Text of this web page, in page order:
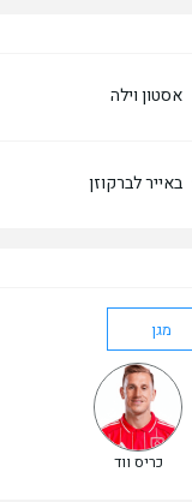
אסטון וילה
באייר לברקוזן
מגן
כריס ווד